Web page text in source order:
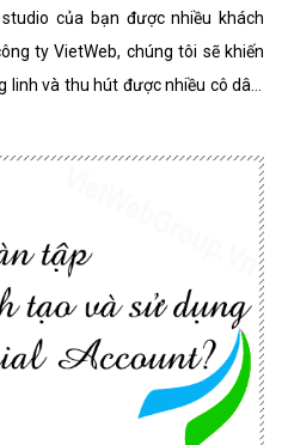
của bạn được nhiều khách
ty VietWeb, chúng tôi sẽ khiến
và thu hút được nhiều cô dâu,